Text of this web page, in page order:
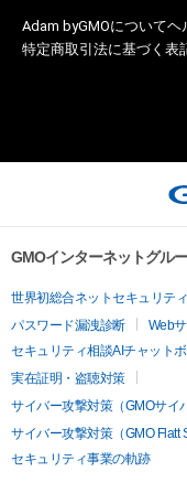
Adam byGMOについてヘ
特定商取引法に基づく表
GMOインターネットグル
世界初総合ネットセキュリテ
パスワード漏洩診断
Web
セキュリティ相談AIチャットボ
実在証明・盗聴対策
サイバー攻撃対策（GMOサイ
サイバー攻撃対策（GMO Flatt
セキュリティ事業の軌跡